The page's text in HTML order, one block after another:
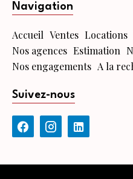
Navigation
Accueil Ventes Locations
Nos agences Estimation
Nos engagements A la
Suivez-nous